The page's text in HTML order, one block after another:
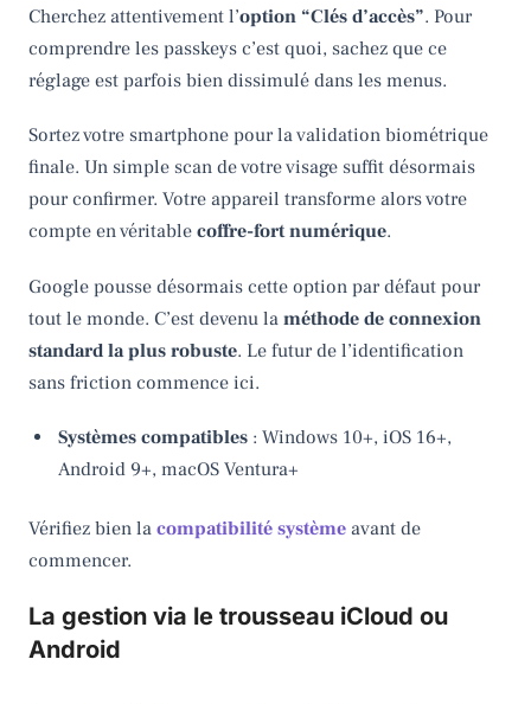
Cherchez attentivement l’option “Clés d’accès”. Pour
comprendre les passkeys c’est quoi, sachez que ce
réglage est parfois bien dissimulé dans les menus.
Sortez votre smartphone pour la validation biométrique
finale. Un simple scan de votre visage suffit désormais
pour confirmer. Votre appareil transforme alors votre
compte en véritable coffre-fort numérique.
Google pousse désormais cette option par défaut pour
tout le monde. C’est devenu la méthode de connexion
standard la plus robuste. Le futur de l’identification
sans friction commence ici.
Systèmes compatibles: Windows 10+, iOS 16+,
Android 9+, macOS Ventura+
Vérifiez bien la compatibilité système avant de
commencer.
La gestion via le trousseau iCloud ou
Android